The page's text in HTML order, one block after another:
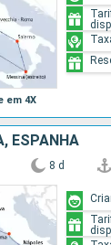
em 4X
ESPANHA
8 d